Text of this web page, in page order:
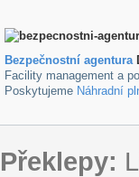
Bezpečnostní agentura
Facility management a
Poskytujeme Náhradní
Překlepy: